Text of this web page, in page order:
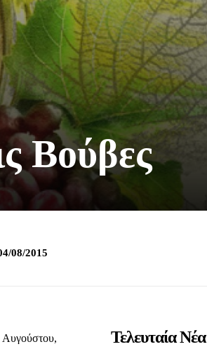
Βούβες
08/2015
Αυγούστου,
Τελευταία Νέα